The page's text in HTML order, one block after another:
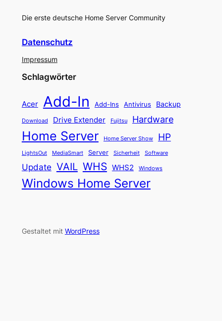
Die erste deutsche Home Server Community
Datenschutz
Impressum
Schlagwörter
Acer Add-In Add-Ins Antivirus Backup
Download Drive Extender Fujitsu Hardware
Home Server Home Server Show HP
LightsOut MediaSmart Server Sicherheit Software
Update VAIL WHS WHS2 Windows
Windows Home Server
Gestaltet mit WordPress